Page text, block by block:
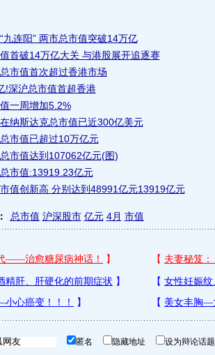
九连阳” 两市总市值突破14万亿
首破14万亿大关 与港股展开追逐赛
市值首次超过香港市场
!深沪总市值首超香港
一周增加5.2%
纳斯达克总市值已近300亿美元
市值已超过10万亿元
市值达到107062亿元(图)
市值:13919.23亿元
值创新高 分别达到48991亿元13919亿元
总市值 沪深股市 亿元 4月 市值
匿名 隐藏地址 设为辩论话题